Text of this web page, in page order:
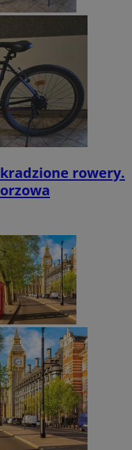
rowery.